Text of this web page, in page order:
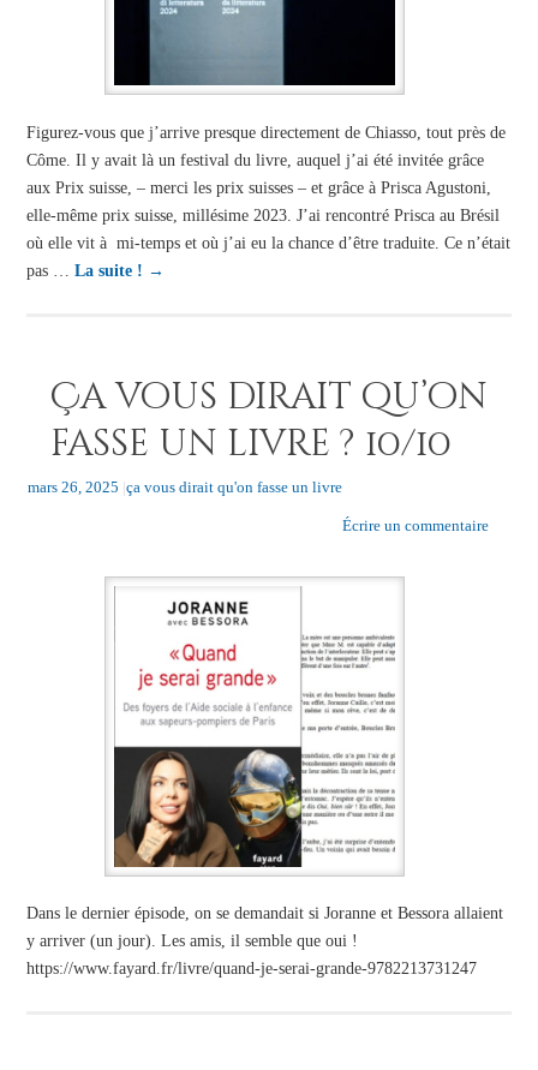
Figurez-vous que j’arrive presque directement de Chiasso, tout près de
Côme. Il y avait là un festival du livre, auquel j’ai été invitée grâce
aux Prix suisse, – merci les prix suisses – et grâce à Prisca Agustoni,
elle-même prix suisse, millésime 2023. J’ai rencontré Prisca au Brésil
où elle vit à mi-temps et où j’ai eu la chance d’être traduite. Ce n’était
pas … La suite ! →
Ça vous dirait qu’on
fasse un livre ? 10/10
mars 26, 2025 |ça vous dirait qu'on fasse un livre
Écrire un commentaire
Dans le dernier épisode, on se demandait si Joranne et Bessora allaient
y arriver (un jour). Les amis, il semble que oui !
https://www.fayard.fr/livre/quand-je-serai-grande-9782213731247